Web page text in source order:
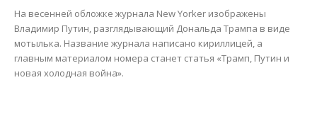
На весенней обложке журнала New Yorker изображены
Владимир Путин, разглядывающий Дональда Трампа в виде
мотылька. Название журнала написано кириллицей, а
главным материалом номера станет статья «Трамп, Путин и
новая холодная война».